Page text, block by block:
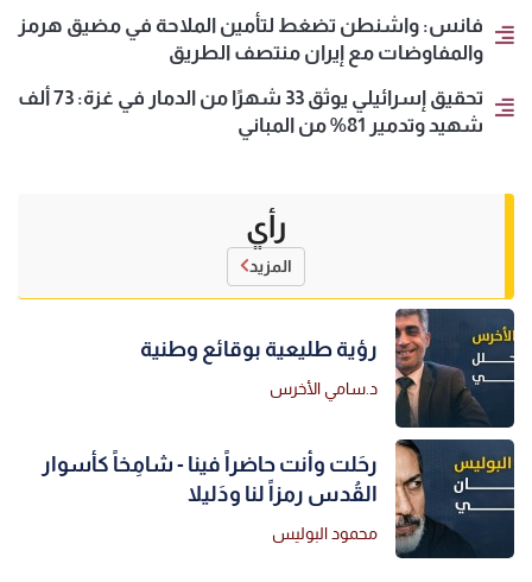
فانس: واشنطن تضغط لتأمين الملاحة في مضيق هرمز
والمفاوضات مع إيران منتصف الطريق
تحقيق إسرائيلي يوثق 33 شهرًا من الدمار في غزة: 73 ألف
شهيد وتدمير 81% من المباني
رأي
المزيد
رؤية طليعية بوقائع وطنية
د.سامي الأخرس
رحَلت وأنت حاضراً فينا - شامِخاً كأسوار
القُدس رمزاً لنا ودَليلا
محمود البوليس